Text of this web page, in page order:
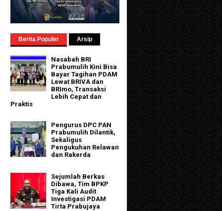
Berita Populer Arsip
Nasabah BRI
Prabumulih Kini Bisa
Bayar Tagihan PDAM
Lewat BRIVA dan
BRImo, Transaksi
Lebih Cepat dan
Praktis
Pengurus DPC PAN
Prabumulih Dilantik,
Sekaligus
Pengukuhan Relawan
dan Rakerda
Sejumlah Berkas
Dibawa, Tim BPKP
Tiga Kali Audit
Investigasi PDAM
Tirta Prabujaya